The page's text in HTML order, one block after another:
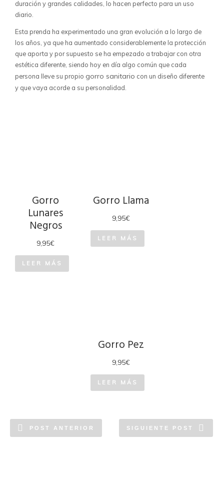
duración y grandes calidades, lo hacen perfecto para un uso
diario.
Esta prenda ha experimentado una gran evolución a lo largo de
los años, ya que ha aumentado considerablemente la protección
que aporta y por supuesto se ha empezado a trabajar con otra
estética diferente, siendo hoy en día algo común que cada
persona lleve su propio gorro sanitario con un diseño diferente
y que vaya acorde a su personalidad.
Gorro
Lunares
Negros
9,95€
LEER MÁS
Gorro Llama
9,95€
LEER MÁS
Gorro Pez
9,95€
LEER MÁS
POST ANTERIOR SIGUIENTE POST